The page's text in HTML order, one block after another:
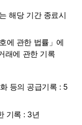
해당 기간 종료시
에 관한 법률」에
래에 관한 기록
등의 공급기록 : 5
기록 : 3년